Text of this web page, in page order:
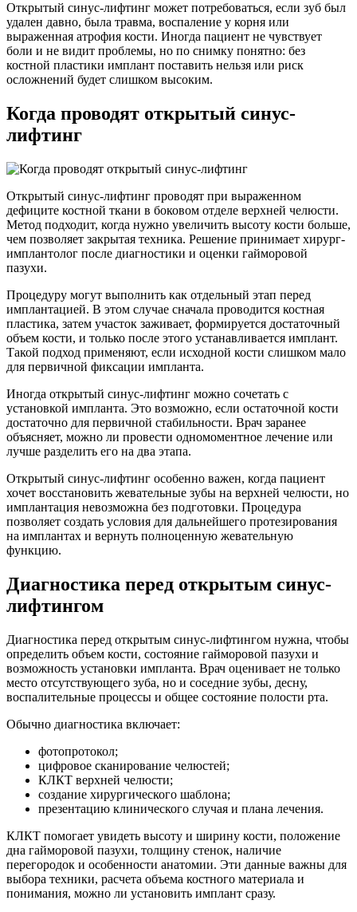
Открытый синус-лифтинг может потребоваться, если зуб был
удален давно, была травма, воспаление у корня или
выраженная атрофия кости. Иногда пациент не чувствует
боли и не видит проблемы, но по снимку понятно: без
костной пластики имплант поставить нельзя или риск
осложнений будет слишком высоким.
Когда проводят открытый синус-
лифтинг
Открытый синус-лифтинг проводят при выраженном
дефиците костной ткани в боковом отделе верхней челюсти.
Метод подходит, когда нужно увеличить высоту кости больше,
чем позволяет закрытая техника. Решение принимает хирург-
имплантолог после диагностики и оценки гайморовой
пазухи.
Процедуру могут выполнить как отдельный этап перед
имплантацией. В этом случае сначала проводится костная
пластика, затем участок заживает, формируется достаточный
объем кости, и только после этого устанавливается имплант.
Такой подход применяют, если исходной кости слишком мало
для первичной фиксации импланта.
Иногда открытый синус-лифтинг можно сочетать с
установкой импланта. Это возможно, если остаточной кости
достаточно для первичной стабильности. Врач заранее
объясняет, можно ли провести одномоментное лечение или
лучше разделить его на два этапа.
Открытый синус-лифтинг особенно важен, когда пациент
хочет восстановить жевательные зубы на верхней челюсти, но
имплантация невозможна без подготовки. Процедура
позволяет создать условия для дальнейшего протезирования
на имплантах и вернуть полноценную жевательную
функцию.
Диагностика перед открытым синус-
лифтингом
Диагностика перед открытым синус-лифтингом нужна, чтобы
определить объем кости, состояние гайморовой пазухи и
возможность установки импланта. Врач оценивает не только
место отсутствующего зуба, но и соседние зубы, десну,
воспалительные процессы и общее состояние полости рта.
Обычно диагностика включает:
фотопротокол;
цифровое сканирование челюстей;
КЛКТ верхней челюсти;
создание хирургического шаблона;
презентацию клинического случая и плана лечения.
КЛКТ помогает увидеть высоту и ширину кости, положение
дна гайморовой пазухи, толщину стенок, наличие
перегородок и особенности анатомии. Эти данные важны для
выбора техники, расчета объема костного материала и
понимания, можно ли установить имплант сразу.